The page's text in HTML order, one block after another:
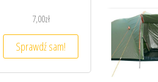
7,00zł
Sprawdź sam!